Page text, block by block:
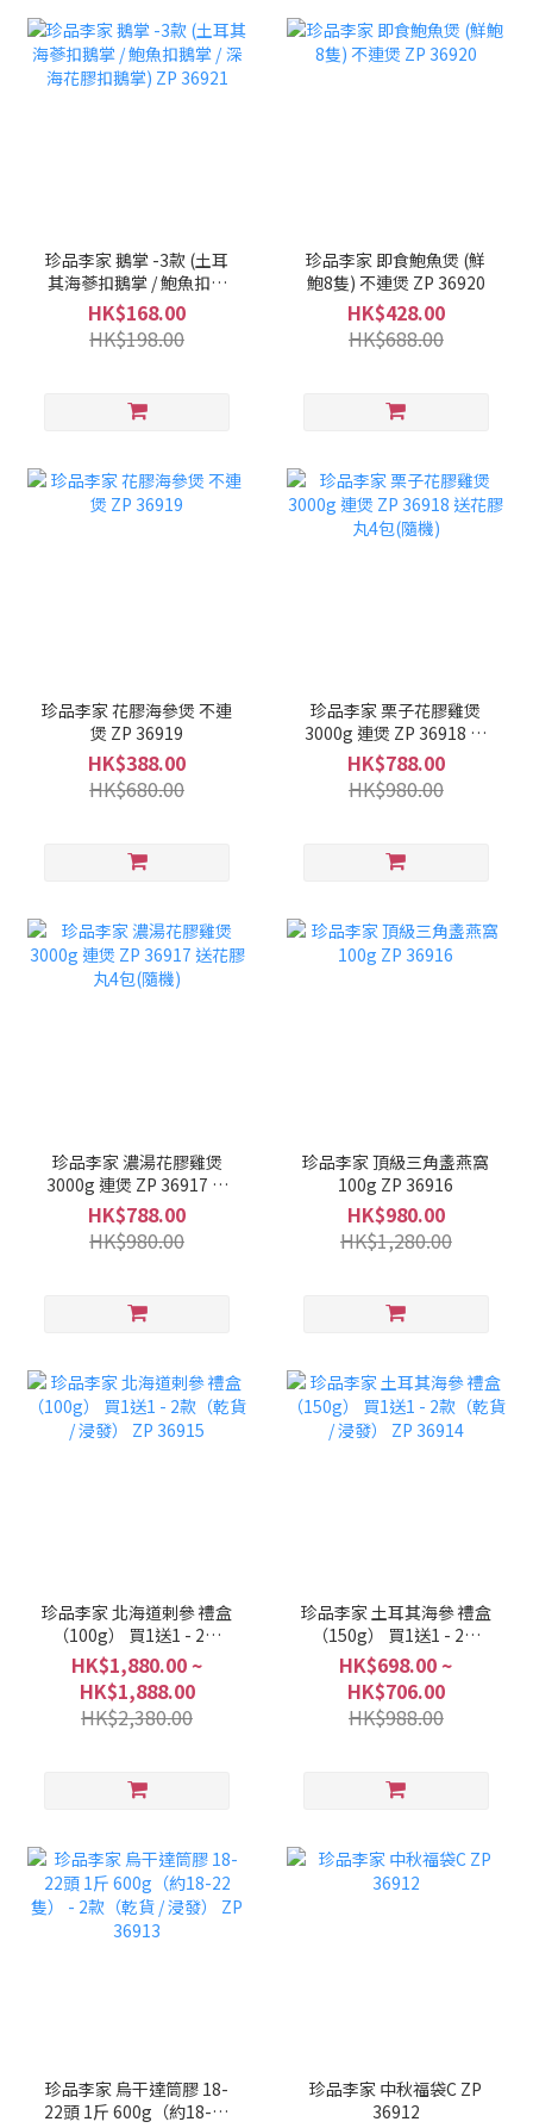
珍品李家 鵝掌 -3款 (土耳
其海蔘扣鵝掌 / 鮑魚扣鵝
掌 / 深海花膠扣鵝掌) ZP
36921
HK$168.00
HK$198.00
珍品李家 即食鮑魚煲 (鮮
鮑8隻) 不連煲 ZP 36920
HK$428.00
HK$688.00
珍品李家 花膠海參煲 不連
煲 ZP 36919
HK$388.00
HK$680.00
珍品李家 栗子花膠雞煲
3000g 連煲 ZP 36918 送
花膠丸4包(隨機)
HK$788.00
HK$980.00
珍品李家 濃湯花膠雞煲
3000g 連煲 ZP 36917 送
花膠丸4包(隨機)
HK$788.00
HK$980.00
珍品李家 頂級三角盞燕窩
100g ZP 36916
HK$980.00
HK$1,280.00
珍品李家 北海道剌參 禮盒
（100g） 買1送1 - 2款
（乾貨 / 浸發） ZP 36915
HK$1,880.00 ~
HK$1,888.00
HK$2,380.00
珍品李家 土耳其海參 禮盒
（150g） 買1送1 - 2款
（乾貨 / 浸發） ZP 36914
HK$698.00 ~
HK$706.00
HK$988.00
珍品李家 烏干達筒膠 18-
22頭 1斤 600g（約18-22
珍品李家 中秋福袋C ZP
36912